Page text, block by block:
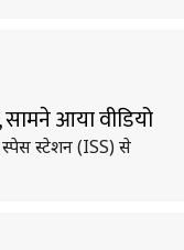
आया वीडियो
स्पेस स्टेशन (ISS) से